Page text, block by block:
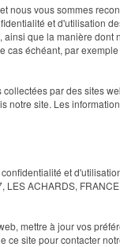
nous vous sommes
et d'utilisation
que la manière
échéant, par
par des sites
site. Les
et
ACHARDS,
mettre à jour vos
ce site pour contacter